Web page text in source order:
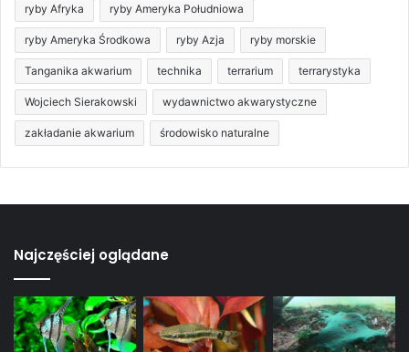
ryby Afryka ryby Ameryka Południowa
ryby Ameryka Środkowa ryby Azja ryby morskie
Tanganika akwarium technika terrarium terrarystyka
Wojciech Sierakowski wydawnictwo akwarystyczne
zakładanie akwarium środowisko naturalne
Najczęściej oglądane